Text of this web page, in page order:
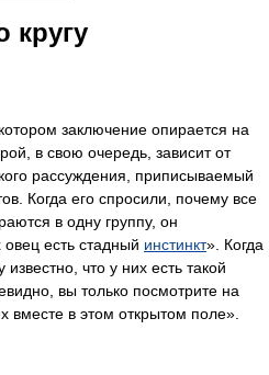
кругу
котором заключение опирается на
в свою очередь, зависит от
рассуждения, приписываемый
Когда его спросили, почему все
в одну группу, он
овец есть стадный инстинкт». Когда
что у них есть такой
вы только посмотрите на
вместе в этом открытом поле».